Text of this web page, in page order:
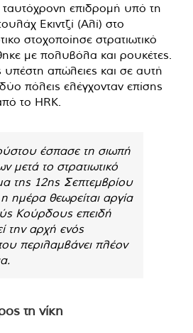
επιδρομή υπό τη
Εκιντζί (Αλί) στο
στοχοποίησε στρατιωτικό
με πολυβόλα και ρουκέτες.
υπέστη απώλειες και σε αυτή
πόλεις ελέγχονταν επίσης
το HRK.
έσπασε τη σιωπή
μετά το στρατιωτικό
της 12ης Σεπτεμβρίου
ημέρα θεωρείται αργία
Κούρδους επειδή
την αρχή ενός
περιλαμβάνει πλέον
τη νίκη